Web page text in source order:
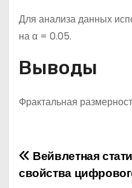
Для анализа данных
на α = 0.05.
Выводы
Фрактальная
Н Вейвлетная
свойства